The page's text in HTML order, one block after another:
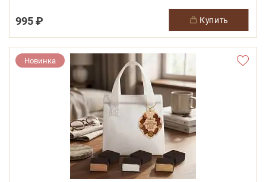
995 ₽ купить
Новинка